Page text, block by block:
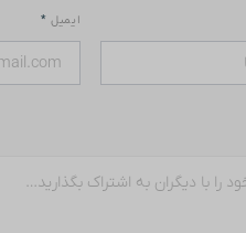
ایمیل *